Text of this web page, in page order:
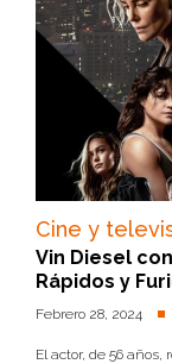
Cine y
Vin Diesel
Rápidos y
Febrero 28, 2024
El actor, de 56